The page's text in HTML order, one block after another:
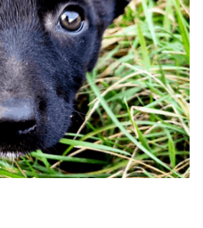
i mają całą profilaktykę. Są
Są socjalizowane czyli
się w nowej rodzinie. My
więc jest nam łatwiej
rodziny i odwrotnie.